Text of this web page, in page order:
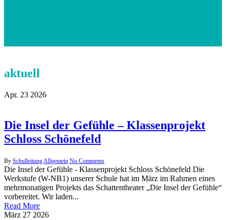
aktuell
Apr. 23 2026
Die Insel der Gefühle – Klassenprojekt
Schloss Schönefeld
By SchulleitungAllgemein No Comments
Die Insel der Gefühle - Klassenprojekt Schloss Schönefeld Die
Werkstufe (W-NB1) unserer Schule hat im März im Rahmen eines
mehrmonatigen Projekts das Schattentheater „Die Insel der Gefühle“
vorbereitet. Wir laden...
Read More
März 27 2026